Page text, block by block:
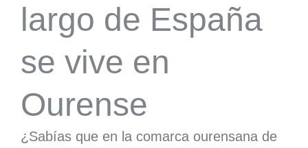
largo de España
se vive en
Ourense
¿Sabías que en la comarca ourensana de